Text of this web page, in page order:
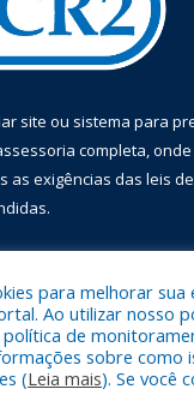
site ou sistema para
completa,
as exigências das leis
reservados a Prefeitura
para melhorar sua
Ao utilizar nosso
de
sobre como
(Leia mais). Se você